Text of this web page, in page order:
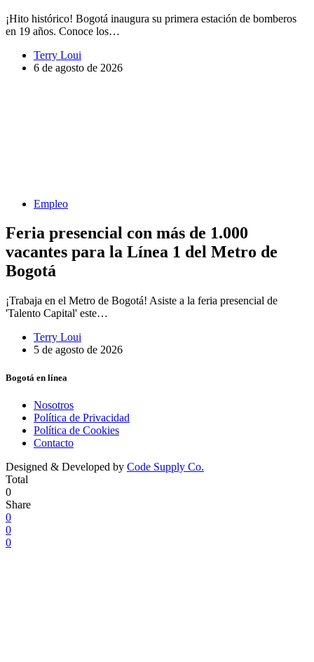
¡Hito histórico! Bogotá inaugura su primera estación de bomberos
en 19 años. Conoce los…
Terry Loui
6 de agosto de 2026
Empleo
Feria presencial con más de 1.000
vacantes para la Línea 1 del Metro de
Bogotá
¡Trabaja en el Metro de Bogotá! Asiste a la feria presencial de
'Talento Capital' este…
Terry Loui
5 de agosto de 2026
Bogotá en línea
Nosotros
Política de Privacidad
Política de Cookies
Contacto
Designed & Developed by Code Supply Co.
Total
0
Share
0
0
0